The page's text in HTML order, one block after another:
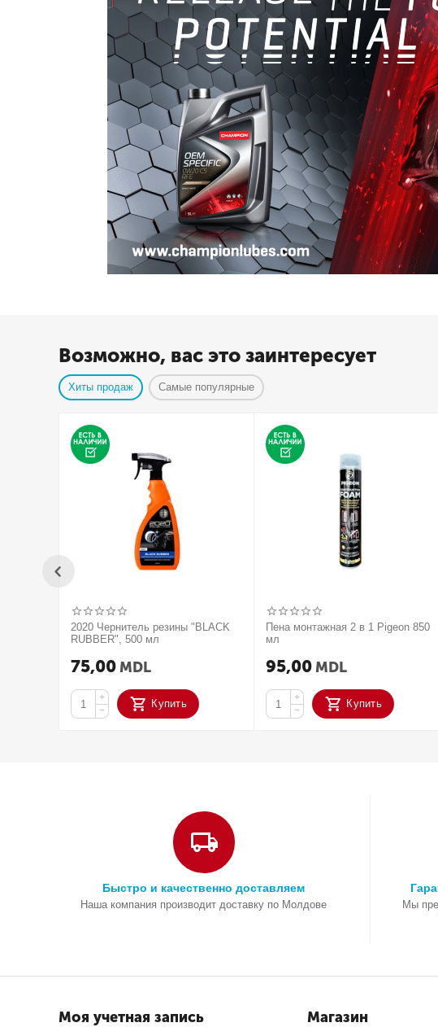
Возможно, вас это заинтересует
Хиты продаж Самые популярные
2020 Чернитель резины "BLACK
RUBBER", 500 мл
75,00 MDL
+
−
Купить
Пена монтажная 2 в 1 Pigeon 850
мл
95,00 MDL
+
−
Купить
Быстро и качественно доставляем
Наша компания производит доставку по Молдове
Мы
Моя учетная запись Магазин